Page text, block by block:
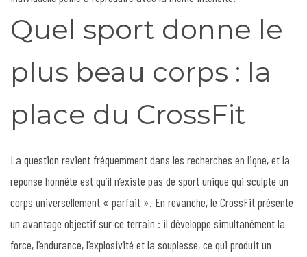
Quel sport donne le
plus beau corps : la
place du CrossFit
La question revient fréquemment dans les recherches en ligne, et la
réponse honnête est qu’il n’existe pas de sport unique qui sculpte un
corps universellement « parfait ». En revanche, le CrossFit présente
un avantage objectif sur ce terrain : il développe simultanément la
force, l’endurance, l’explosivité et la souplesse, ce qui produit un